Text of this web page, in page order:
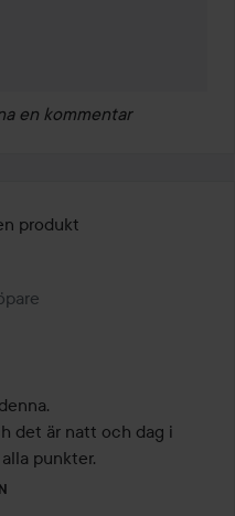
en kommentar
produkt
det är natt och dag i
punkter.